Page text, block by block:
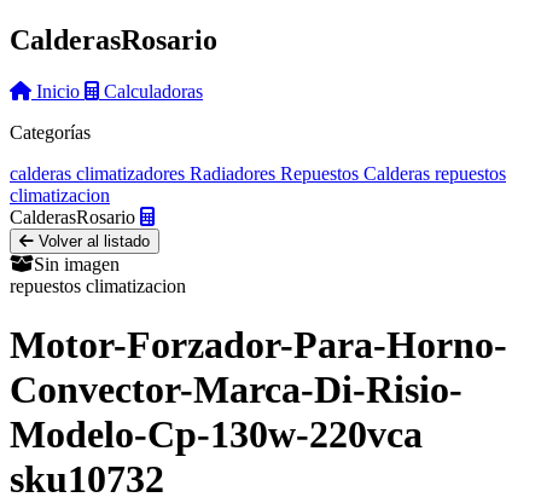
CalderasRosario
Inicio
Calculadoras
Categorías
calderas climatizadores Radiadores Repuestos Calderas repuestos
climatizacion
CalderasRosario
Volver al listado
Sin imagen
repuestos climatizacion
Motor-Forzador-Para-Horno-
Convector-Marca-Di-Risio-
Modelo-Cp-130w-220vca
sku10732